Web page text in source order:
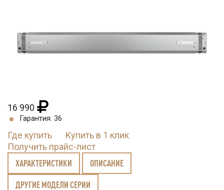
16 990
Гарантия: 36
Где купить
Купить в 1 клик
Получить прайс-лист
ХАРАКТЕРИСТИКИ ОПИСАНИЕ
ДРУГИЕ МОДЕЛИ СЕРИИ